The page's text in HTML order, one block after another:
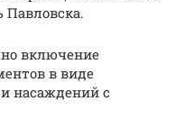
включение
в виде
насаждений с